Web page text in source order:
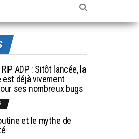
ADP : Sitôt lancée, la
déjà vivement
ses nombreux bugs
et le mythe de